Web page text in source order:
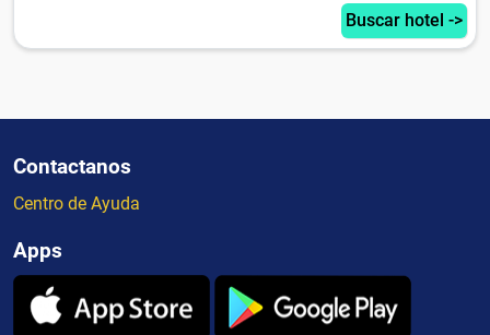
Buscar hotel ->
Contactanos
Centro de Ayuda
Apps